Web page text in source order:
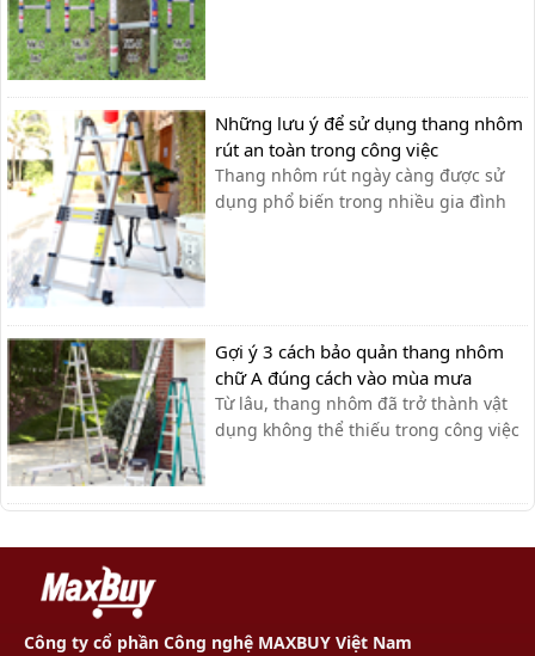
phải ai cũng có thể dễ [&hel...
Những lưu ý để sử dụng thang nhôm
rút an toàn trong công việc
Thang nhôm rút ngày càng được sử
dụng phổ biến trong nhiều gia đình
người vẫn chủ quan trong việc tìm
hiểu công...
Gợi ý 3 cách bảo quản thang nhôm
chữ A đúng cách vào mùa mưa
Từ lâu, thang nhôm đã trở thành vật
dụng không thể thiếu trong công việc
Ameca hay Nikita,… Với những ưu
Công ty cổ phần Công nghệ MAXBUY Việt Nam